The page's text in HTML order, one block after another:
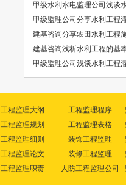
甲级水利水电监理公司浅谈
甲级监理公司分享水利工程
建基咨询分享农田水利工程
建基咨询浅析水利工程的基
甲级监理公司浅谈水利工程
工程监理大纲
工程监理规划
工程监理细则
工程监理论文
工程监理职责
工程监理程序
工程监理表格
装饰工程监理
装修工程监理
人防工程监理公司